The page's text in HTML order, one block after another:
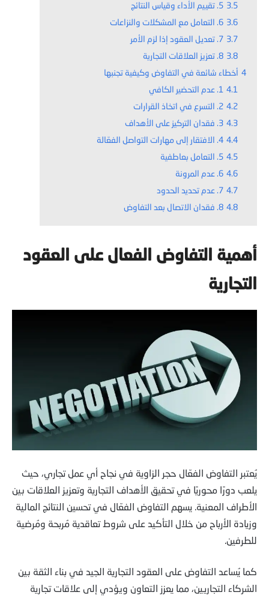
3.5 5. تقييم الأداء وقياس النتائج
3.6 6. التعامل مع المشكلات والنزاعات
3.7 7. تعديل العقود إذا لزم الأمر
3.8 8. تعزيز العلاقات التجارية
4 أخطاء شائعة في التفاوض وكيفية تجنبها
4.1 1. عدم التحضير الكافي
4.2 2. التسرع في اتخاذ القرارات
4.3 3. فقدان التركيز على الأهداف
4.4 4. الافتقار إلى مهارات التواصل الفعّالة
4.5 5. التعامل بعاطفية
4.6 6. عدم المرونة
4.7 7. عدم تحديد الحدود
4.8 8. فقدان الاتصال بعد التفاوض
أهمية التفاوض الفعال على العقود
التجارية
يُعتبر التفاوض الفعّال حجر الزاوية في نجاح أي عمل تجاري، حيث
يلعب دورًا محوريًا في تحقيق الأهداف التجارية وتعزيز العلاقات بين
الأطراف المعنية. يسهم التفاوض الفعّال في تحسين النتائج المالية
وزيادة الأرباح من خلال التأكيد على شروط تعاقدية مُربحة ومُرضية
للطرفين.
كما يُساعد التفاوض على العقود التجارية الجيد في بناء الثقة بين
الشركاء التجاريين، مما يعزز التعاون ويؤدي إلى علاقات تجارية